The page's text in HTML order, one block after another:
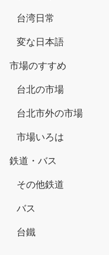
台湾日常
変な日本語
市場のすすめ
台北の市場
台北市外の市場
市場いろは
鉄道・バス
その他鉄道
バス
台鐵